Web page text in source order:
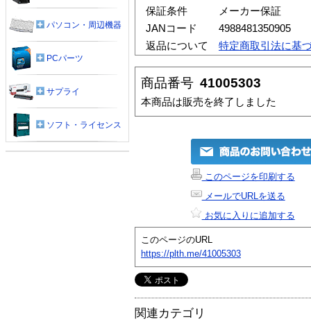
保証条件
メーカー保証
JANコード
4988481350905
返品について
特定商取引法に基
商品番号 41005303
本商品は販売を終了しました
このページを印刷する
メールでURLを送る
お気に入りに追加する
このページのURL
https://plth.me/41005303
関連カテゴリ
パソコン・周辺機器
PCパーツ
サプライ
ソフト・ライセンス